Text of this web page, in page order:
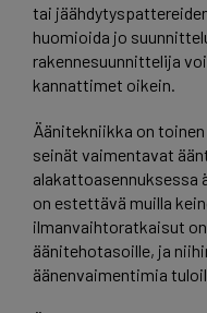
tai
huomioida jo
rakennesuunnittelija
kannattimet oikein.
Äänitekniikka on
seinät vaimentavat
alakattoasennuksessa
on estettävä muilla
ilmanvaihtoratkaisut
äänitehotasoille, ja
äänenvaimentimia